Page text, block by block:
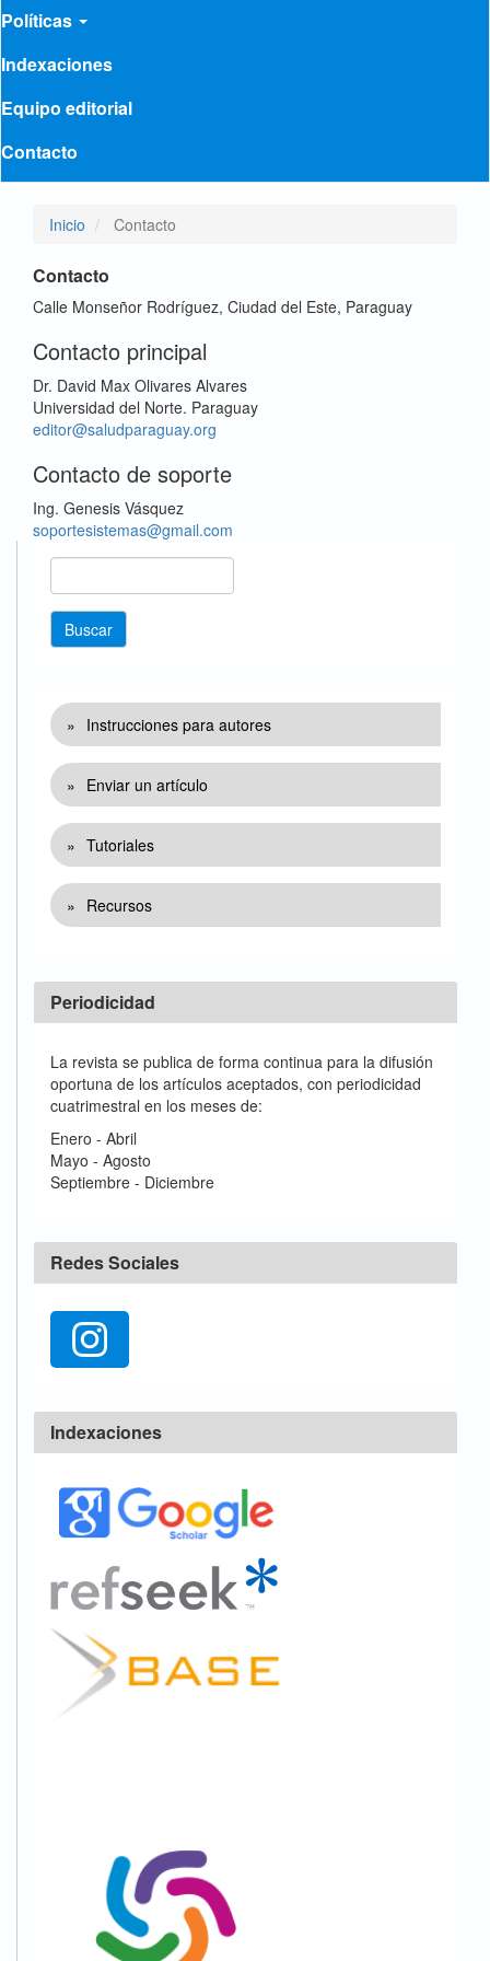
Políticas
Indexaciones
Equipo editorial
Contacto
Inicio Contacto
Contacto
Calle Monseñor Rodríguez, Ciudad del Este, Paraguay
Contacto principal
Dr. David Max Olivares Alvares
Universidad del Norte. Paraguay
editor@saludparaguay.org
Contacto de soporte
Ing. Genesis Vásquez
soportesistemas@gmail.com
buscar
Buscar
Enlaces
Instrucciones para autores
Enviar un artículo
Tutoriales
Recursos
Periodicidad
La revista se publica de forma continua para la difusión
oportuna de los artículos aceptados, con periodicidad
cuatrimestral en los meses de:
Enero - Abril
Mayo - Agosto
Septiembre - Diciembre
Redes Sociales
Indexaciones